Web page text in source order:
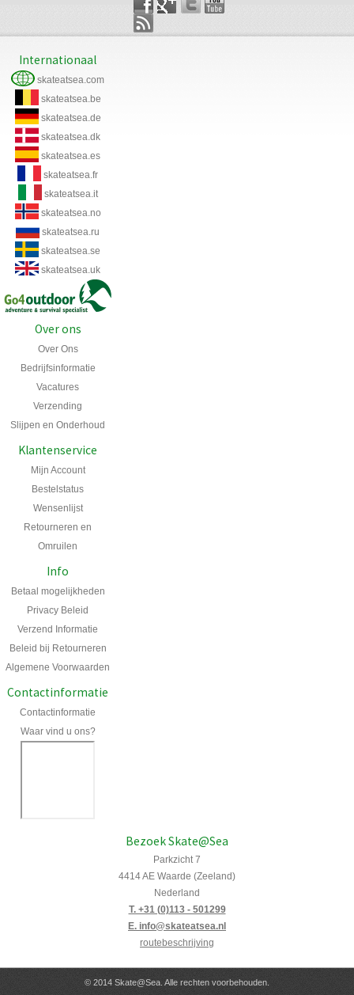
Internationaal
skateatsea.com
skateatsea.be
skateatsea.de
skateatsea.dk
skateatsea.es
skateatsea.fr
skateatsea.it
skateatsea.no
skateatsea.ru
skateatsea.se
skateatsea.uk
Over ons
Over Ons
Bedrijfsinformatie
Vacatures
Verzending
Slijpen en Onderhoud
Klantenservice
Mijn Account
Bestelstatus
Wensenlijst
Retourneren en
Omruilen
Info
Betaal mogelijkheden
Privacy Beleid
Verzend Informatie
Beleid bij Retourneren
Algemene Voorwaarden
Contactinformatie
Contactinformatie
Waar vind u ons?
Bezoek Skate@Sea
Parkzicht 7
4414 AE Waarde (Zeeland)
Nederland
T. +31 (0)113 - 501299
E. info@skateatsea.nl
routebeschrijving
© 2014 Skate@Sea. Alle rechten voorbehouden.